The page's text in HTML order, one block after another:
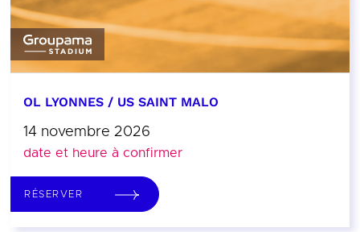
OL LYONNES / US SAINT MALO
14 novembre 2026
date et heure à confirmer
RÉSERVER